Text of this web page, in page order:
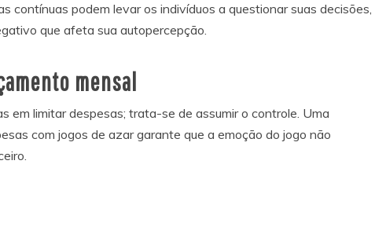
contínuas podem levar os indivíduos a questionar suas decisões,
que afeta sua autopercepção.
mensal
em limitar despesas; trata-se de assumir o controle. Uma
com jogos de azar garante que a emoção do jogo não